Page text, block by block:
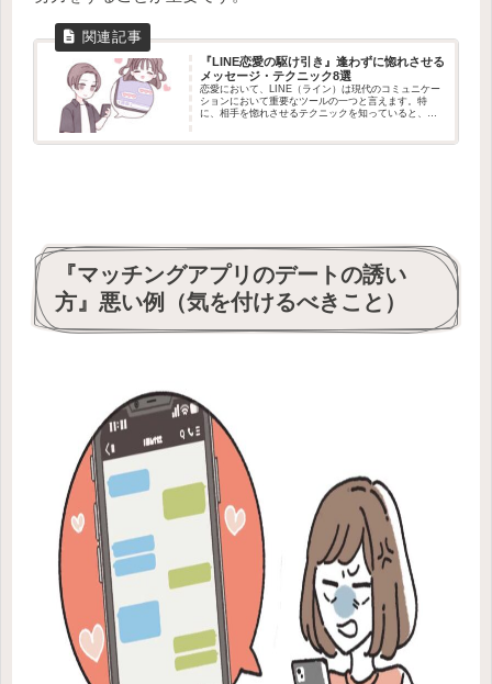
『LINE恋愛の駆け引き』逢わずに惚れさせる
メッセージ・テクニック8選
恋愛において、LINE（ライン）は現代のコミュニケー
ションにおいて重要なツールの一つと言えます。特
に、相手を惚れさせるテクニックを知っていると、
『マッチングアプリのデートの誘い
方』悪い例（気を付けるべきこと）